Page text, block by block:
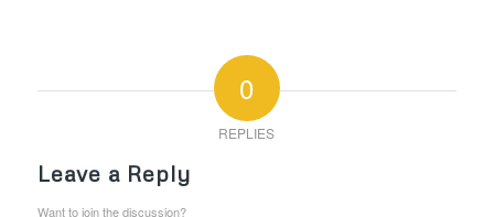
0
REPLIES
Leave a Reply
Want to join the discussion?